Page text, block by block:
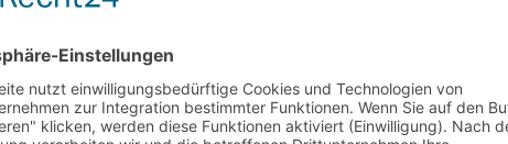
die überflüs­si­gen Fettpols­ter loszu­wer­den UND einen
nicht möglich”
allein mit Sport nicht zur Wunsch­fi­gur schafft.”
ein Tombola mit Preisen von allen Partnern des